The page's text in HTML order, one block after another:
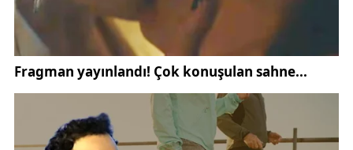
bazı maçlara kıyasla daha yüksek bir katılım
düzeyine işaret etti.
Yaklaşık 27 bin 532 seyirci kapasitesine sahip olan
Sivas 4 Eylül Stadyumu’nda oynanan mücadeleyi
yaklaşık 15 bin taraftar tribünlerden takip etti. Bu
rakam, Sivasspor’un bu sezon iç sahada oynadığı